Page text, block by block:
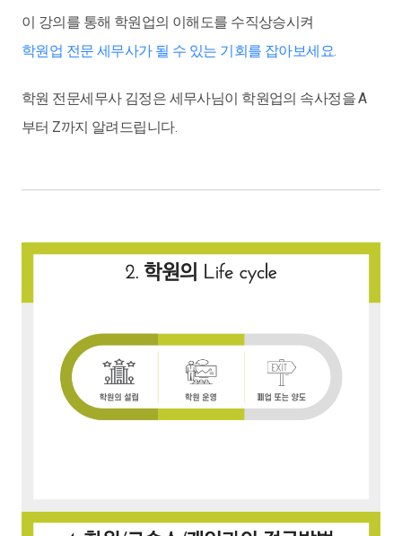
이 강의를 통해 학원업의 이해도를 수직상승시켜
학원업 전문 세무사가 될 수 있는 기회를 잡아보세요.
학원 전문세무사 김정은 세무사님이 학원업의 속사정을 A
부터 Z까지 알려드립니다.